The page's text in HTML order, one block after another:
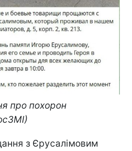
про похорон
з Єрусалімовим